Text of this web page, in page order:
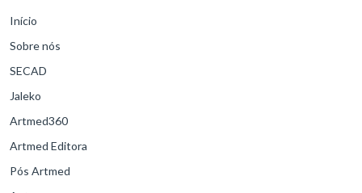
Início
Sobre nós
SECAD
Jaleko
Artmed360
Artmed Editora
Pós Artmed